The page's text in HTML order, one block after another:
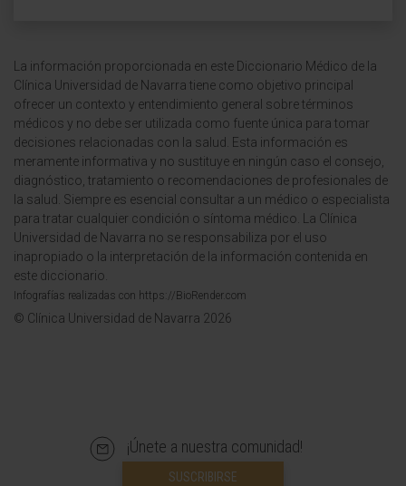
La información proporcionada en este Diccionario Médico de la
Clínica Universidad de Navarra tiene como objetivo principal
ofrecer un contexto y entendimiento general sobre términos
médicos y no debe ser utilizada como fuente única para tomar
decisiones relacionadas con la salud. Esta información es
meramente informativa y no sustituye en ningún caso el consejo,
diagnóstico, tratamiento o recomendaciones de profesionales de
la salud. Siempre es esencial consultar a un médico o especialista
para tratar cualquier condición o síntoma médico. La Clínica
Universidad de Navarra no se responsabiliza por el uso
inapropiado o la interpretación de la información contenida en
este diccionario.
Infografías realizadas con https://BioRender.com
© Clínica Universidad de Navarra 2026
¡Únete a nuestra comunidad!
SUSCRIBIRSE